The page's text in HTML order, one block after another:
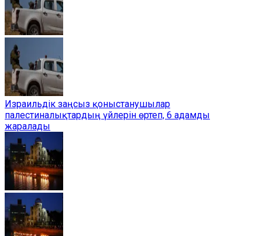
Израильдік заңсыз қоныстанушылар
палестиналықтардың үйлерін өртеп, 6 адамды
жаралады